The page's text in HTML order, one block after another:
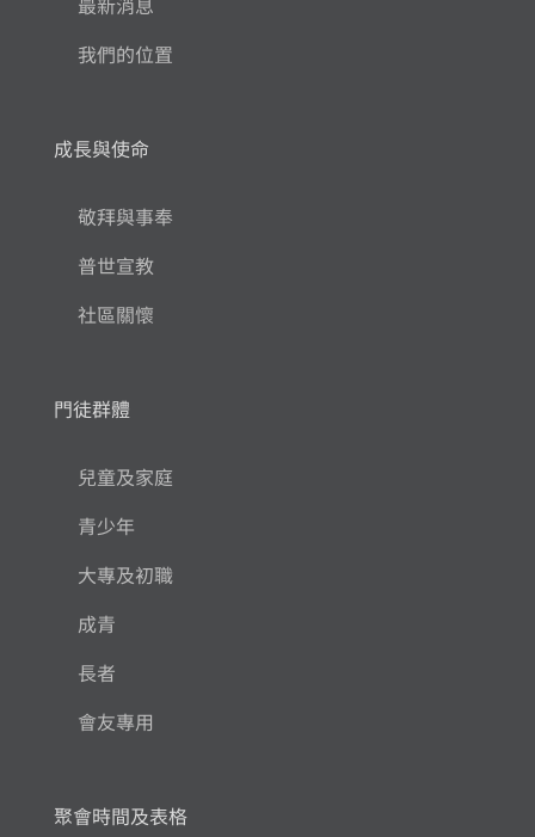
我們的位置
成長與使命
敬拜與事奉
普世宣教
社區關懷
門徒群體
兒童及家庭
青少年
大專及初職
成青
長者
會友專用
聚會時間及表格